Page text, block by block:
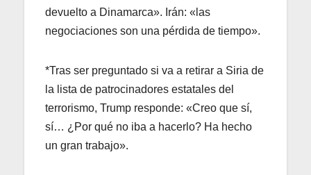
devuelto a Dinamarca». Irán: «las
negociaciones son una pérdida de tiempo».
*Tras ser preguntado si va a retirar a Siria de
la lista de patrocinadores estatales del
terrorismo, Trump responde: «Creo que sí,
sí… ¿Por qué no iba a hacerlo? Ha hecho
un gran trabajo».